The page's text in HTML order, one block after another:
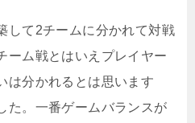
して2チームに分かれて対戦
ーム戦とはいえプレイヤー
は分かれるとは思います
た。一番ゲームバランスが